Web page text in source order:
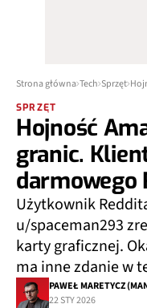
Strona główna Tech Sprzęt
SPRZĘT
Hojność
granic.
darmowego
Użytkownik
u/spaceman293
karty graficznej.
ma inne zdanie w
PAWEŁ MARETYCZ
22 STY 2026